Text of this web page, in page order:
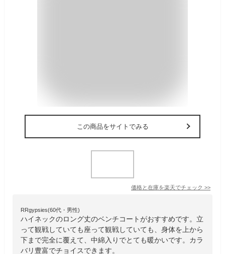
この商品をサイトでみる
価格と在庫を楽天でチェック >>
RRgypsies(60代・男性)
ハイネックのロング丈のベンチコートがおすすめです。立
って観戦していても座って観戦していても、身体を上から
下まで完全に覆えて、中綿入りでとても暖かいです。カラ
バリ豊富でチョイスできます。